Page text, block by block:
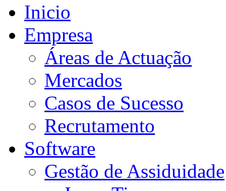
Inicio
Empresa
Áreas de Actuação
Mercados
Casos de Sucesso
Recrutamento
Software
Gestão de Assiduidade